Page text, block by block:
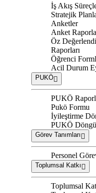
İş Akış
Stratejik
Anketler
Anket
Öz
Raporları
Öğrenci
Acil Durum
PUKÖ
PUKÖ
Pukö Formu
İyileştirme
PUKÖ
Görev Tanımları
Personel
Toplumsal Katkı
Toplumsal